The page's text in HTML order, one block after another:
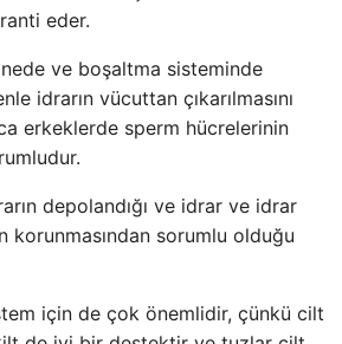
eder.
ve boşaltma sisteminde
idrarın vücuttan çıkarılmasını
erkeklerde sperm hücrelerinin
depolandığı ve idrar ve idrar
korunmasından sorumlu olduğu
için de çok önemlidir, çünkü cilt